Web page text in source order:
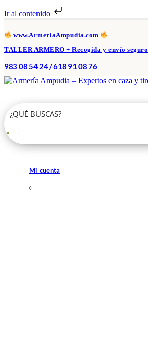
Ir al contenido
www.ArmeriaAmpudia.com
TALLER ARMERO + Recogida y envío seguro
983 08 54 24 / 618 91 08 76
Mi cuenta
0